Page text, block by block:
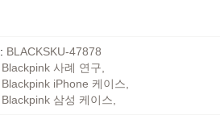
: BLACKSKU-47878
Blackpink 사례 연구
Blackpink iPhone 케이스
Blackpink 삼성 케이스